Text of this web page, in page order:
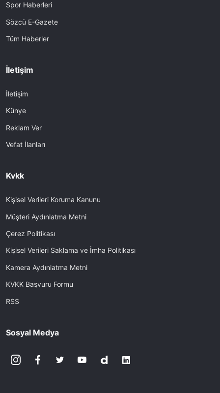
Spor Haberleri
Sözcü E-Gazete
Tüm Haberler
İletişim
İletişim
Künye
Reklam Ver
Vefat İlanları
Kvkk
Kişisel Verileri Koruma Kanunu
Müşteri Aydınlatma Metni
Çerez Politikası
Kişisel Verileri Saklama ve İmha Politikası
Kamera Aydınlatma Metni
KVKK Başvuru Formu
RSS
Sosyal Medya